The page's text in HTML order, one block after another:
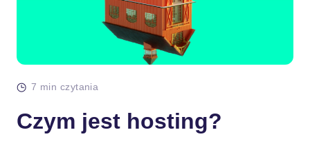
7 min czytania
Czym jest hosting?